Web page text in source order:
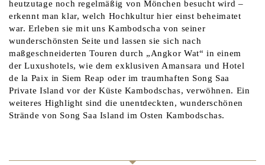
heutzutage noch regelmäßig von Mönchen besucht wird –
erkennt man klar, welch Hochkultur hier einst beheimatet
war. Erleben sie mit uns Kambodscha von seiner
wunderschönsten Seite und lassen sie sich nach
maßgeschneiderten Touren durch „Angkor Wat“ in einem
der Luxushotels, wie dem exklusiven Amansara und Hotel
de la Paix in Siem Reap oder im traumhaften Song Saa
Private Island vor der Küste Kambodschas, verwöhnen. Ein
weiteres Highlight sind die unentdeckten, wunderschönen
Strände von Song Saa Island im Osten Kambodschas.